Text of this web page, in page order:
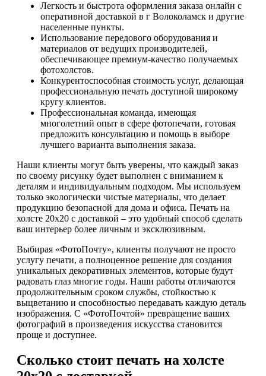
Легкость и быстрота оформления заказа онлайн с
оперативной доставкой в г Волоколамск и другие
населенные пункты.
Использование передового оборудования и
материалов от ведущих производителей,
обеспечивающее премиум-качество получаемых
фотохолстов.
Конкурентоспособная стоимость услуг, делающая
профессиональную печать доступной широкому
кругу клиентов.
Профессиональная команда, имеющая
многолетний опыт в сфере фотопечати, готовая
предложить консультацию и помощь в выборе
лучшего варианта выполнения заказа.
Наши клиенты могут быть уверены, что каждый заказ
по своему рисунку будет выполнен с вниманием к
деталям и индивидуальным подходом. Мы используем
только экологически чистые материалы, что делает
продукцию безопасной для дома и офиса. Печать на
холсте 20х20 с доставкой – это удобный способ сделать
ваш интерьер более личным и эксклюзивным.
Выбирая «ФотоПочту», клиенты получают не просто
услугу печати, а полноценное решение для создания
уникальных декоративных элементов, которые будут
радовать глаз многие годы. Наши работы отличаются
продолжительным сроком службы, стойкостью к
выцветанию и способностью передавать каждую деталь
изображения. С «ФотоПочтой» превращение ваших
фотографий в произведения искусства становится
проще и доступнее.
Сколько стоит печать на холсте